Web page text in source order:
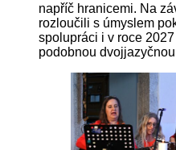
napříč hranicemi. Na
rozloučili s úmyslem
spolupráci i v roce
podobnou